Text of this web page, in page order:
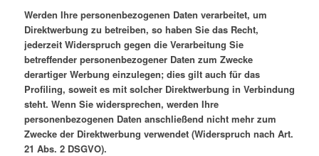
Werden Ihre personenbezogenen Daten verarbeitet, um
Direktwerbung zu betreiben, so haben Sie das Recht,
jederzeit Widerspruch gegen die Verarbeitung Sie
betreffender personenbezogener Daten zum Zwecke
derartiger Werbung einzulegen; dies gilt auch für das
Profiling, soweit es mit solcher Direktwerbung in Verbindung
steht. Wenn Sie widersprechen, werden Ihre
personenbezogenen Daten anschließend nicht mehr zum
Zwecke der Direktwerbung verwendet (Widerspruch nach Art.
21 Abs. 2 DSGVO).